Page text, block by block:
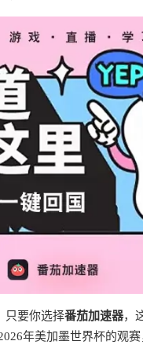
只要你选择番茄加速器，
年美加墨世界杯的观赛